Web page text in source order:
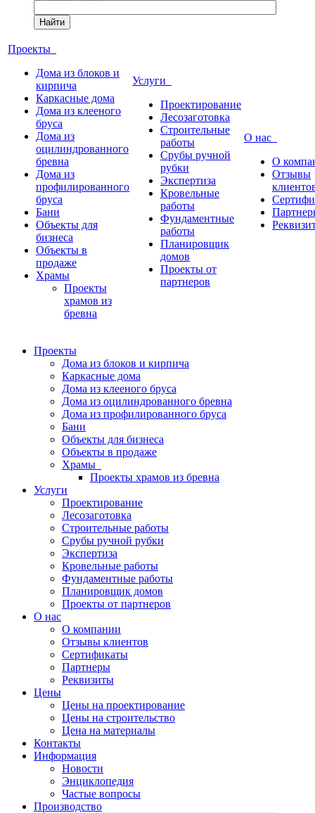
Найти
Проекты
Дома из блоков и
кирпича
Каркасные дома
Дома из клееного
бруса
Дома из
оцилиндрованного
бревна
Дома из
профилированного
бруса
Бани
Объекты для
бизнеса
Объекты в
продаже
Храмы
Проекты
храмов из
бревна
Услуги
Проектирование
Лесозаготовка
Строительные
работы
Срубы ручной
рубки
Экспертиза
Кровельные
работы
Фундаментные
работы
Планировщик
домов
Проекты от
партнеров
О нас
О
Отзывы
Проекты
Дома из блоков и кирпича
Каркасные дома
Дома из клееного бруса
Дома из оцилиндрованного бревна
Дома из профилированного бруса
Бани
Объекты для бизнеса
Объекты в продаже
Храмы
Проекты храмов из бревна
Услуги
Проектирование
Лесозаготовка
Строительные работы
Срубы ручной рубки
Экспертиза
Кровельные работы
Фундаментные работы
Планировщик домов
Проекты от партнеров
О нас
О компании
Отзывы клиентов
Сертификаты
Партнеры
Реквизиты
Цены
Цены на проектирование
Цены на строительство
Цена на материалы
Контакты
Информация
Новости
Энциклопедия
Частые вопросы
Производство